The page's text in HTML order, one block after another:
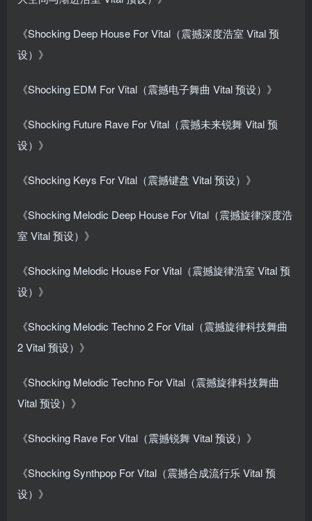
《Shocking Deep House For Vital（震撼深度浩室 Vital 预
设）》
《Shocking EDM For Vital（震撼电子舞曲 Vital 预设）》
《Shocking Future Rave For Vital（震撼未来锐舞 Vital 预
设）》
《Shocking Keys For Vital（震撼键盘 Vital 预设）》
《Shocking Melodic Deep House For Vital（震撼旋律深度浩
室 Vital 预设）》
《Shocking Melodic House For Vital（震撼旋律浩室 Vital 预
设）》
《Shocking Melodic Techno 2 For Vital（震撼旋律科技舞曲
2 Vital 预设）》
《Shocking Melodic Techno For Vital（震撼旋律科技舞曲
Vital 预设）》
《Shocking Rave For Vital（震撼锐舞 Vital 预设）》
《Shocking Synthpop For Vital（震撼合成流行乐 Vital 预
设）》